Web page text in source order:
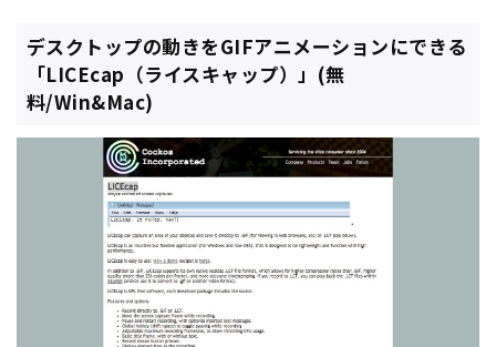
デスクトップの動きをGIFアニメーションにできる
「LICEcap（ライスキャップ）」(無
料/Win&Mac)